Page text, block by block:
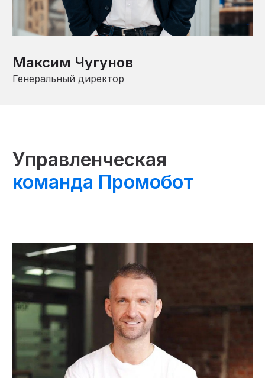
Максим Чугунов
Генеральный директор
Управленческая
команда Промобот